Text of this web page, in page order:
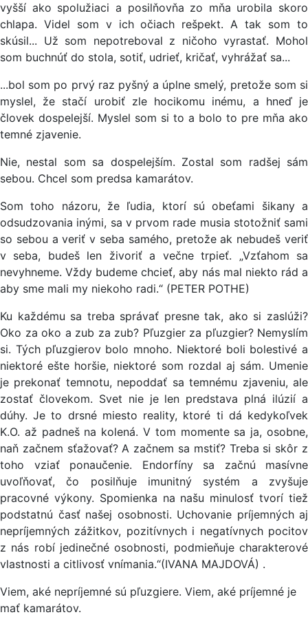
vyšší ako spolužiaci a posilňovňa zo mňa urobila skoro
chlapa. Videl som v ich očiach rešpekt. A tak som to
skúsil... Už som nepotreboval z ničoho vyrastať. Mohol
som buchnúť do stola, sotiť, udrieť, kričať, vyhrážať sa...
...bol som po prvý raz pyšný a úplne smelý, pretože som si
myslel, že stačí urobiť zle hocikomu inému, a hneď je
človek dospelejší. Myslel som si to a bolo to pre mňa ako
temné zjavenie.
Nie, nestal som sa dospelejším. Zostal som radšej sám
sebou. Chcel som predsa kamarátov.
Som toho názoru, že ľudia, ktorí sú obeťami šikany a
odsudzovania inými, sa v prvom rade musia stotožniť sami
so sebou a veriť v seba samého, pretože ak nebudeš veriť
v seba, budeš len živoriť a večne trpieť. „Vzťahom sa
nevyhneme. Vždy budeme chcieť, aby nás mal niekto rád a
aby sme mali my niekoho radi.“ (PETER POTHE)
Ku každému sa treba správať presne tak, ako si zaslúži?
Oko za oko a zub za zub? Pľuzgier za pľuzgier? Nemyslím
si. Tých pľuzgierov bolo mnoho. Niektoré boli bolestivé a
niektoré ešte horšie, niektoré som rozdal aj sám. Umenie
je prekonať temnotu, nepoddať sa temnému zjaveniu, ale
zostať človekom. Svet nie je len predstava plná ilúzií a
dúhy. Je to drsné miesto reality, ktoré ti dá kedykoľvek
K.O. až padneš na kolená. V tom momente sa ja, osobne,
naň začnem sťažovať? A začnem sa mstiť? Treba si skôr z
toho vziať ponaučenie. Endorfíny sa začnú masívne
uvoľňovať, čo posilňuje imunitný systém a zvyšuje
pracovné výkony. Spomienka na našu minulosť tvorí tiež
podstatnú časť našej osobnosti. Uchovanie príjemných aj
nepríjemných zážitkov, pozitívnych i negatívnych pocitov
z nás robí jedinečné osobnosti, podmieňuje charakterové
vlastnosti a citlivosť vnímania.“(IVANA MAJDOVÁ) .
Viem, aké nepríjemné sú pľuzgiere. Viem, aké príjemné je
mať kamarátov.